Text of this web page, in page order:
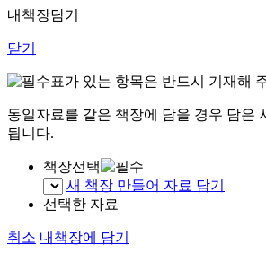
내책장담기
닫기
표가 있는 항목은 반드시 기재해
동일자료를 같은 책장에 담을 경우 담은
됩니다.
책장선택
새 책장 만들어 자료 담기
선택한 자료
취소 내책장에 담기